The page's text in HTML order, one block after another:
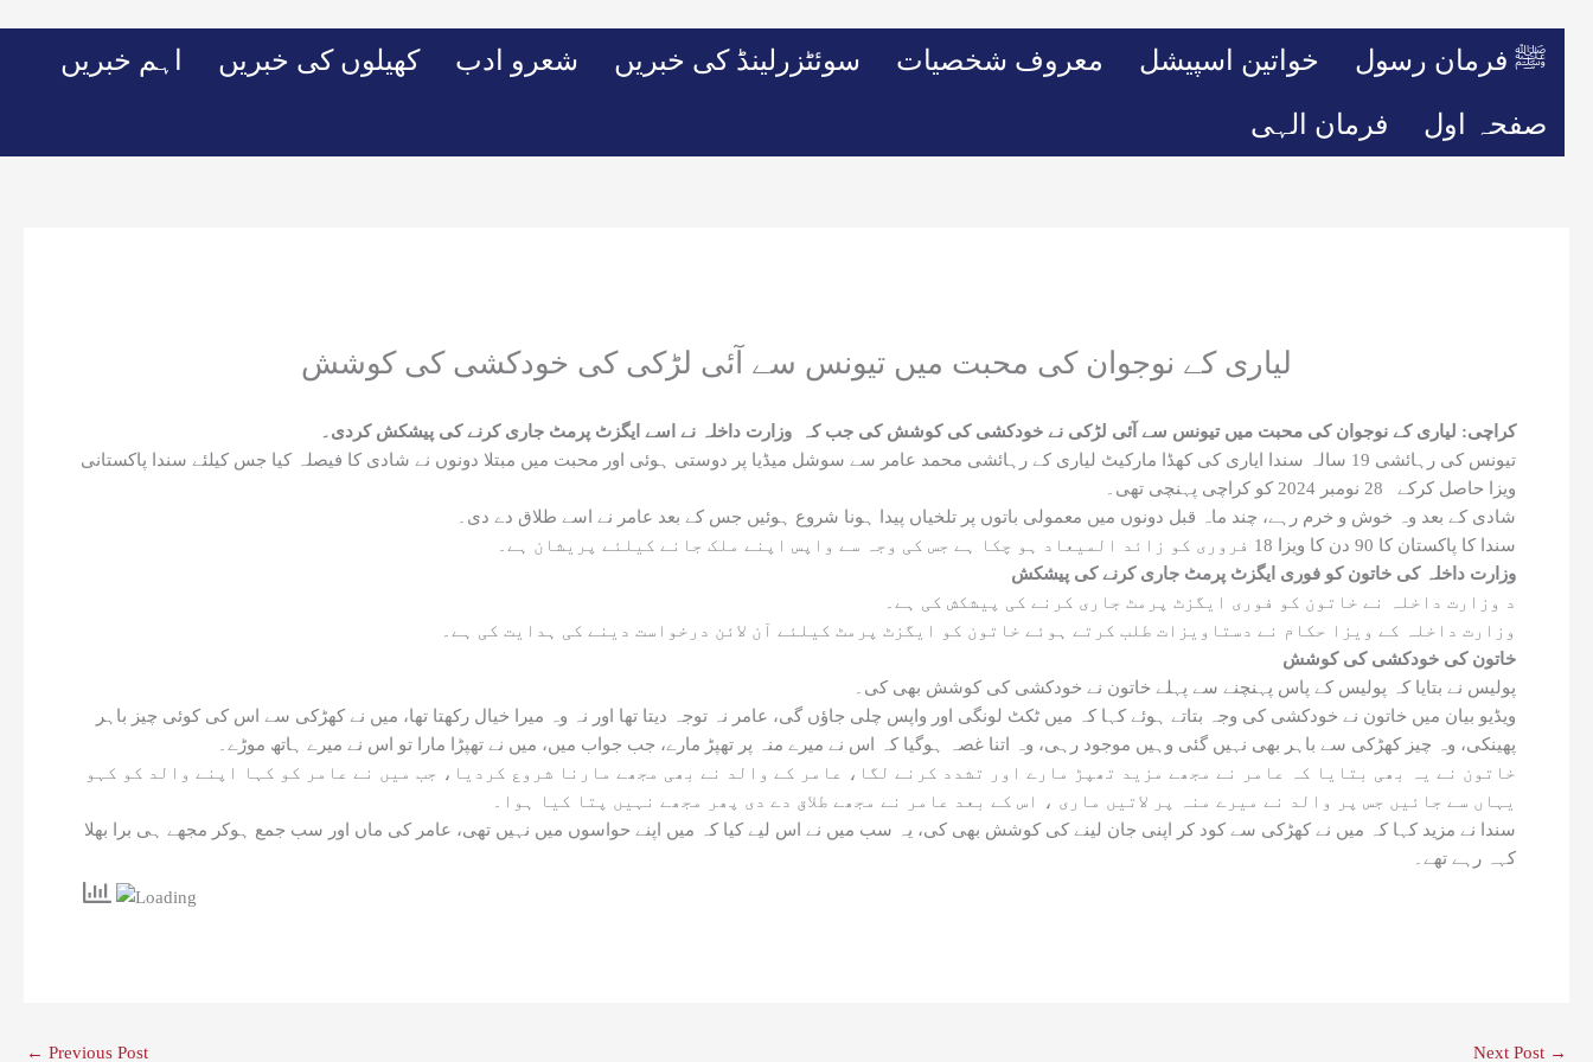
اہم خبریں کھیلوں کی خبریں شعرو ادب سوئٹزرلینڈ کی خبریں معروف شخصیات خواتین اسپیشل ﷺ فرمان رسول
فرمان الہی صفحہ اول
لیاری کے نوجوان کی محبت میں تیونس سے آئی لڑکی کی خودکشی کی کوشش
کراچی: لیاری کے نوجوان کی محبت میں تیونس سے آئی لڑکی نے خودکشی کی کوشش کی جب کہ
وزارت داخلہ نے اسے ایگزٹ پرمٹ جاری کرنے کی پیشکش کردی۔
تیونس کی رہائشی 19 سالہ سندا ایاری کی کھڈا مارکیٹ لیاری کے رہائشی محمد عامر سے سوشل میڈیا پر دوستی ہوئی اور محبت میں مبتلا دونوں نے شادی کا فیصلہ کیا جس کیلئے سندا پاکستانی
ویزا حاصل کرکے 28 نومبر 2024 کو کراچی پہنچی تھی۔
شادی کے بعد وہ خوش و خرم رہے، چند ماہ قبل دونوں میں معمولی باتوں پر تلخیاں پیدا ہونا شروع ہوئیں جس کے بعد عامر نے اسے طلاق دے دی۔
سندا کا پاکستان کا 90 دن کا ویزا 18 فروری کو زائد المیعاد ہو چکا ہے جس کی وجہ سے واپس اپنے ملک جانے کیلئے پریشان ہے۔
وزارت داخلہ کی خاتون کو فوری ایگزٹ پرمٹ جاری کرنے کی پیشکش
د وزارت داخلہ نے خاتون کو فوری ایگزٹ پرمٹ جاری کرنے کی پیشکش کی ہے۔
وزارت داخلہ کے ویزا حکام نے دستاویزات طلب کرتے ہوئے خاتون کو ایگزٹ پرمٹ کیلئے آن لائن درخواست دینے کی ہدایت کی ہے۔
خاتون کی خودکشی کی کوشش
پولیس نے بتایا کہ پولیس کے پاس پہنچنے سے پہلے خاتون نے خودکشی کی کوشش بھی کی۔
ویڈیو بیان میں خاتون نے خودکشی کی وجہ بتاتے ہوئے کہا کہ میں ٹکٹ لونگی اور واپس چلی جاؤں گی، عامر نہ توجہ دیتا تھا اور نہ وہ میرا خیال رکھتا تھا، میں نے کھڑکی سے اس کی کوئی چیز باہر
پھینکی، وہ چیز کھڑکی سے باہر بھی نہیں گئی وہیں موجود رہی، وہ اتنا غصہ ہوگیا کہ اس نے میرے منہ پر تھپڑ مارے، جب جواب میں، میں نے تھپڑا مارا تو اس نے میرے ہاتھ موڑے۔
خاتون نے یہ بھی بتایا کہ عامر نے مجھے مزید تھپڑ مارے اور تشدد کرنے لگا، عامر کے والد نے بھی مجھے مارنا شروع کردیا، جب میں نے عامر کو کہا اپنے والد کو کہو
یہاں سے جائیں جس پر والد نے میرے منہ پر لاتیں ماری ، اس کے بعد عامر نے مجھے طلاق دے دی پھر مجھے نہیں پتا کیا ہوا۔
سندا نے مزید کہا کہ میں نے کھڑکی سے کود کر اپنی جان لینے کی کوشش بھی کی، یہ سب میں نے اس لیے کیا کہ میں اپنے حواسوں میں نہیں تھی، عامر کی ماں اور سب جمع ہوکر مجھے ہی برا بھلا
کہہ رہے تھے۔
← Previous Post Next Post →